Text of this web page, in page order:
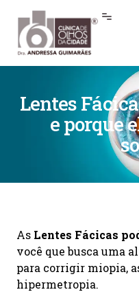
Lentes
e porque
As Lentes Fácicas
você que busca uma
para corrigir miopia,
hipermetropia.